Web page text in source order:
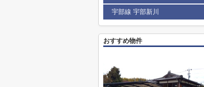
宇部線 宇部新川
おすすめ物件